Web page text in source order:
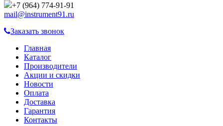
+7 (964) 774-91-91
mail@instrument91.ru
Заказать звонок
Главная
Каталог
Производители
Акции и скидки
Новости
Оплата
Доставка
Гарантия
Контакты